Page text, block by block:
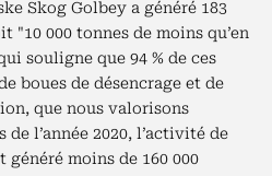
Skog Golbey a généré 183
"10 000 tonnes de moins qu’en
souligne que 94 % de ces
boues de désencrage et de
que nous valorisons
l’année 2020, l’activité de
moins de 160 000